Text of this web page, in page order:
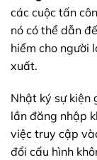
các cuộc tấn
nó có thể dẫn
hiểm cho người
xuất.
Nhật ký sự kiện
lần đăng nhập
việc truy cập
đổi cấu hình